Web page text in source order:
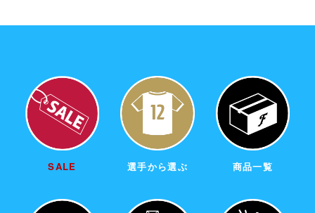
SALE 選手から選ぶ 商品一覧